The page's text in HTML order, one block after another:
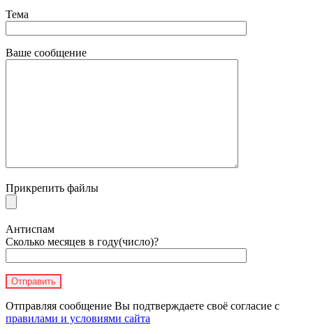
Тема
Ваше сообщение
Прикрепить файлы
Антиспам
Сколько месяцев в году(число)?
Отправляя сообщение Вы подтверждаете своё согласие с
правилами и условиями сайта